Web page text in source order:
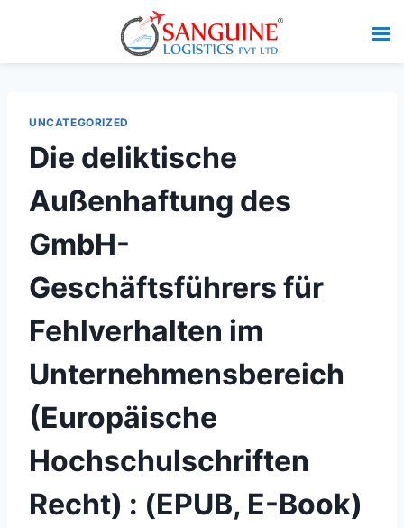
UNCATEGORIZED
Die deliktische
Außenhaftung des
GmbH-
Geschäftsführers für
Fehlverhalten im
Unternehmensbereich
(Europäische
Hochschulschriften
Recht) : (EPUB, E-Book)